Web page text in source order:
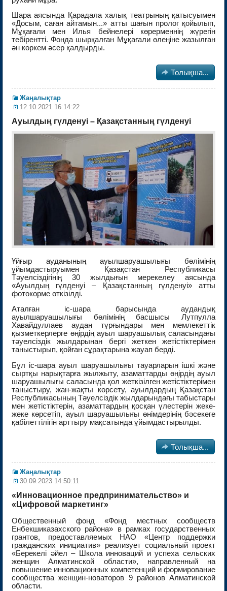
Шара аясында Қарадала халық театрының қатысуымен
«Досым, саған айтамын...» атты шағын пролог қойылып,
Мұқағали мен Илья бейнелері көрерменнің жүрегін
тебірентті. Фонда шырқалған Мұқағали өлеңіне жазылған
ән көркем әсер қалдырды.
 Толықша...
Жаңалықтар
12.10.2021 16:14:22
Ауылдың гүлденуі – Қазақстанның гүлденуі
Ұйғыр ауданының ауылшаруашылығы бөлімінің
ұйымдастыруымен Қазақстан Республикасы
Тәуелсіздігінің 30 жылдығын мерекелеу аясында
«Ауылдың гүлденуі – Қазақстанның гүлденуі» атты
фотокөрме өткізілді.
Аталған іс-шара барысында аудандық
ауылшаруашылығы бөлімінің басшысы Лутпулла
Хавайдуллаев аудан тұрғындары мен мемлекеттік
қызметкерлерге өңірдің ауыл шаруашылық саласындағы
тәуелсіздік жылдарынан бергі жеткен жетістіктерімен
таныстырып, қойған сұрақтарына жауап берді.
Бұл іс-шара ауыл шаруашылығы тауарларын ішкі және
сыртқы нарықтарға жылжыту, азаматтарды өңірдің ауыл
шаруашылығы саласында қол жеткізілген жетістіктерімен
таныстыру, жан-жақты көрсету, ауылдардың Қазақстан
Республикасының Тәуелсіздік жылдарындағы табыстары
мен жетістіктерін, азаматтардың қосқан үлестерін жеке-
жеке көрсетіп, ауыл шаруашылығы өнімдерінің бәсекеге
қабілеттілігін арттыру мақсатында ұйымдастырылды.
 Толықша...
Жаңалықтар
30.09.2023 14:50:11
«Инновационное предпринимательство» и
«Цифровой маркетинг»
Общественный фонд «Фонд местных сообществ
Енбекшиказахского района» в рамках государственных
грантов, предоставляемых НАО «Центр поддержки
гражданских инициатив» реализует социальный проект
«Берекелі әйел – Школа инноваций и успеха сельских
женщин Алматинской области», направленный на
повышение инновационных компетенций и формирование
сообщества женщин-новаторов 9 районов Алматинской
области.